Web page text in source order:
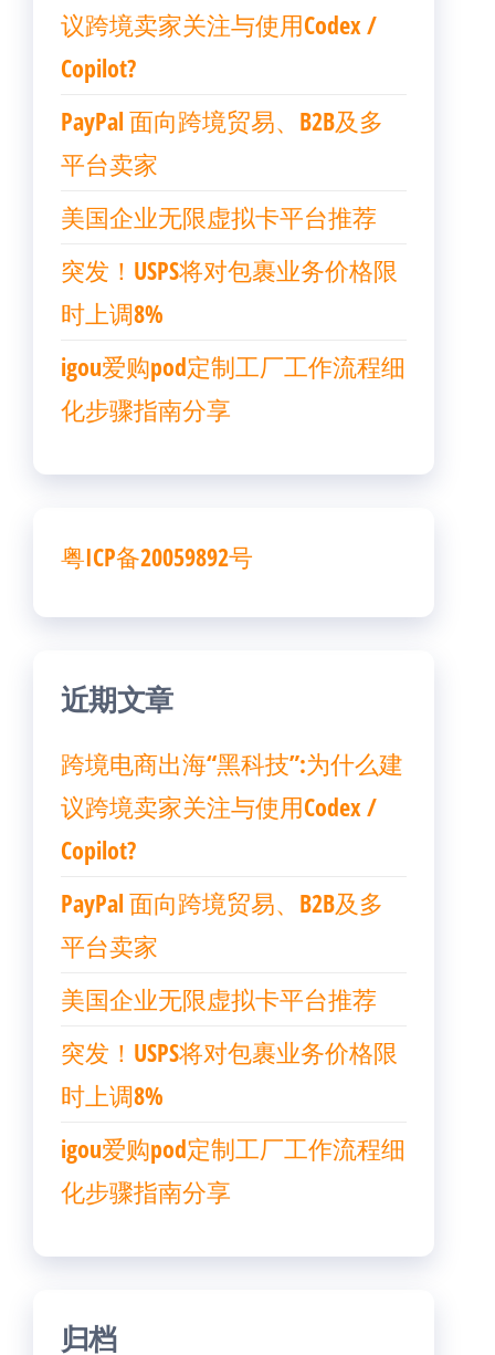
议跨境卖家关注与使用Codex /
Copilot?
PayPal 面向跨境贸易、B2B及多
平台卖家
美国企业无限虚拟卡平台推荐
突发！USPS将对包裹业务价格限
时上调8%
igou爱购pod定制工厂工作流程细
化步骤指南分享
粤ICP备20059892号
近期文章
跨境电商出海“黑科技”:为什么建
议跨境卖家关注与使用Codex /
Copilot?
PayPal 面向跨境贸易、B2B及多
平台卖家
美国企业无限虚拟卡平台推荐
突发！USPS将对包裹业务价格限
时上调8%
igou爱购pod定制工厂工作流程细
化步骤指南分享
归档